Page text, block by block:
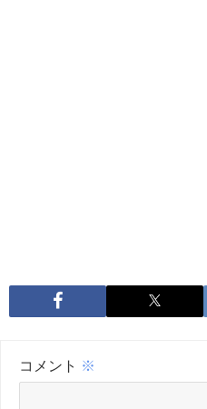
コメント ※